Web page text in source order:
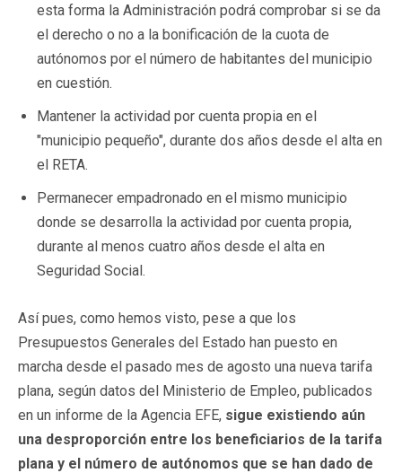
esta forma la Administración podrá comprobar si se da
el derecho o no a la bonificación de la cuota de
autónomos por el número de habitantes del municipio
en cuestión.
Mantener la actividad por cuenta propia en el
"municipio pequeño", durante dos años desde el alta en
el RETA.
Permanecer empadronado en el mismo municipio
donde se desarrolla la actividad por cuenta propia,
durante al menos cuatro años desde el alta en
Seguridad Social.
Así pues, como hemos visto, pese a que los
Presupuestos Generales del Estado han puesto en
marcha desde el pasado mes de agosto una nueva tarifa
plana, según datos del Ministerio de Empleo, publicados
en un informe de la Agencia EFE, sigue existiendo aún
una desproporción entre los beneficiarios de la tarifa
plana y el número de autónomos que se han dado de